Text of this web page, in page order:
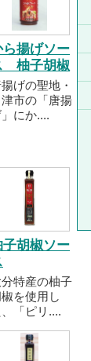
ら揚げソー
柚子胡椒
揚げの聖地・
市の「唐揚
にか....
子胡椒ソー
分特産の柚子
を使用し
「ピリ....